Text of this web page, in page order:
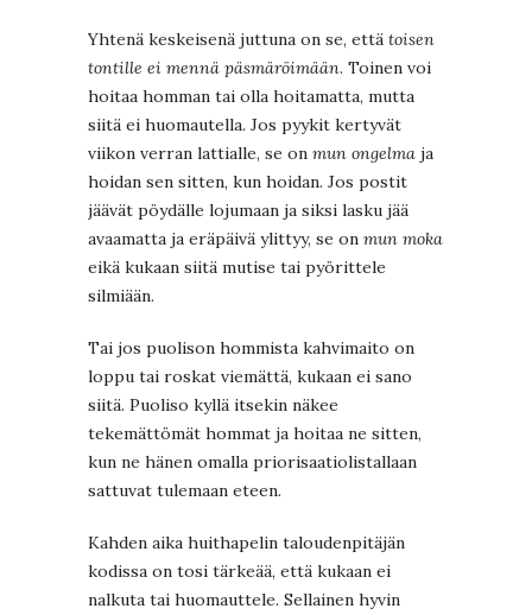
Yhtenä keskeisenä juttuna on se, että toisen
tontille ei mennä päsmäröimään. Toinen voi
hoitaa homman tai olla hoitamatta, mutta
siitä ei huomautella. Jos pyykit kertyvät
viikon verran lattialle, se on mun ongelma ja
hoidan sen sitten, kun hoidan. Jos postit
jäävät pöydälle lojumaan ja siksi lasku jää
avaamatta ja eräpäivä ylittyy, se on mun moka
eikä kukaan siitä mutise tai pyörittele
silmiään.
Tai jos puolison hommista kahvimaito on
loppu tai roskat viemättä, kukaan ei sano
siitä. Puoliso kyllä itsekin näkee
tekemättömät hommat ja hoitaa ne sitten,
kun ne hänen omalla priorisaatiolistallaan
sattuvat tulemaan eteen.
Kahden aika huithapelin taloudenpitäjän
kodissa on tosi tärkeää, että kukaan ei
nalkuta tai huomauttele. Sellainen hyvin